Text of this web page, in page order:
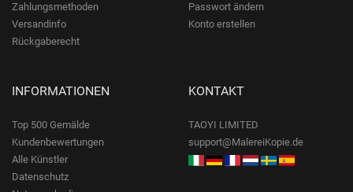
Zahlungsmethoden
Versandinfo
Rückgaberecht
Passwort ändern
Konto erstellen
INFORMATIONEN
Top 500 Gemälde
Kundenbewertungen
Alle Künstler
Datenschutz
KONTAKT
TAOYI LIMITED
support@MalereiKopie.de